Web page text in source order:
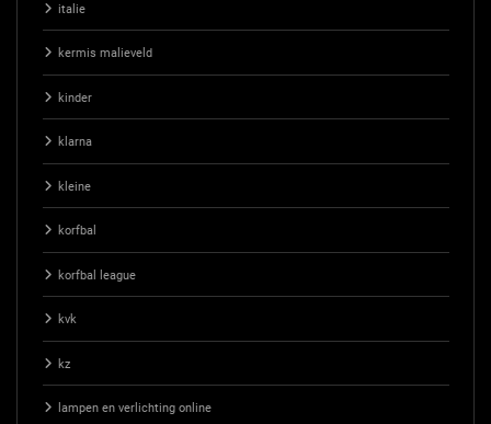
italie
kermis malieveld
kinder
klarna
kleine
korfbal
korfbal league
kvk
kz
lampen en verlichting online